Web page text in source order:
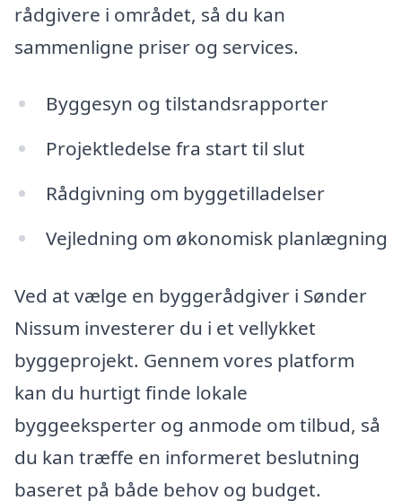
rådgivere i området, så du kan
sammenligne priser og services.
Byggesyn og tilstandsrapporter
Projektledelse fra start til slut
Rådgivning om byggetilladelser
Vejledning om økonomisk planlægning
Ved at vælge en byggerådgiver i Sønder
Nissum investerer du i et vellykket
byggeprojekt. Gennem vores platform
kan du hurtigt finde lokale
byggeeksperter og anmode om tilbud, så
du kan træffe en informeret beslutning
baseret på både behov og budget.